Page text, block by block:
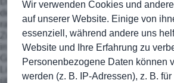
dem Gegentreffer war die kritischste des
rannte nur noch hinterher und kam kaum
Zweikämpfe. Doch dann kam die
in Form eines Handelfmeters. Jan
Gästekeeper, doch konnte im
Linie grätschen. Hoffnung keimte
Wir verwenden Cookies und
auf unserer Website. Einige von
essenziell, während andere uns
Website und Ihre Erfahrung zu
Personenbezogene Daten können
werden (z. B. IP-Adressen), z. B.